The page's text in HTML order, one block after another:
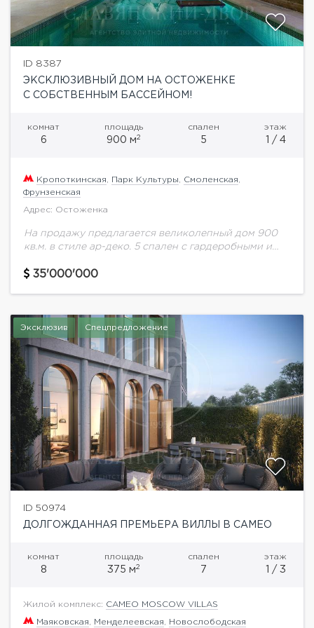
ID 8387
ЭКСКЛЮЗИВНЫЙ ДОМ НА ОСТОЖЕНКЕ
С СОБСТВЕННЫМ БАССЕЙНОМ!
комнат
6
площадь
900 м2
спален
5
этаж
1 / 4
Кропоткинская Парк Культуры Смоленская
Фрунзенская
Адрес: Остоженка
На продажу предлагается великолепный дом 900
кв.м. в стиле ар-деко. 5 спален с гардеробными и
эксплуатируемая кровля.Зона спа - сауна, хаммам,...
35'000'000
Эксклюзив Спецпредложение
ID 50974
ДОЛГОЖДАННАЯ ПРЕМЬЕРА ВИЛЛЫ В CAMEO
комнат
8
площадь
375 м2
спален
7
этаж
1 / 3
Жилой комплекс: CAMEO MOSCOW VILLAS
Маяковская Менделеевская Новослободская